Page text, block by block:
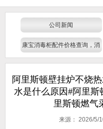
公司新闻
康宝消毒柜配件价格查询，消
价单
阿里斯顿壁挂炉不烧
水是什么原因#阿里
里斯顿燃气
来源： 2026/5/